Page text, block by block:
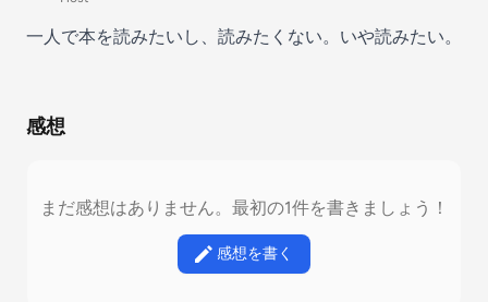
一人で本を読みたいし、読みたくない。いや読みたい。
感想
まだ感想はありません。最初の1件を書きましょう！
感想を書く